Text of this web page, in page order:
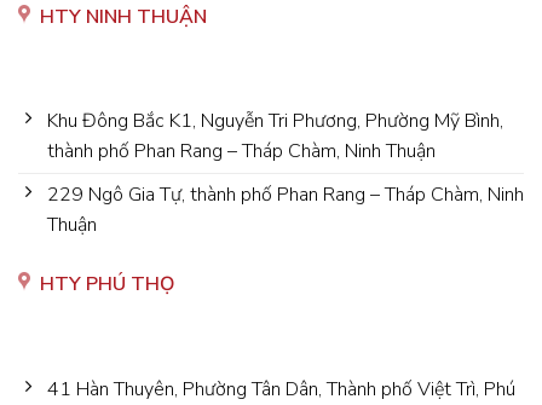
HTY NINH THUẬN
Khu Đông Bắc K1, Nguyễn Tri Phương, Phường Mỹ Bình,
thành phố Phan Rang – Tháp Chàm, Ninh Thuận
229 Ngô Gia Tự, thành phố Phan Rang – Tháp Chàm, Ninh
Thuận
HTY PHÚ THỌ
41 Hàn Thuyên, Phường Tân Dân, Thành phố Việt Trì, Phú